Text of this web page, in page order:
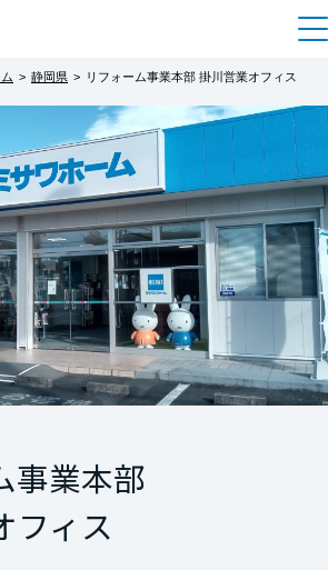
いの性能）
ー
ム見学
は
アスマチ-）
業
ト
ングサポート）
ト情報
> 静岡県 > リフォーム事業本部 掛川営業オフィス
事業本部
フィス
都道府県を選択